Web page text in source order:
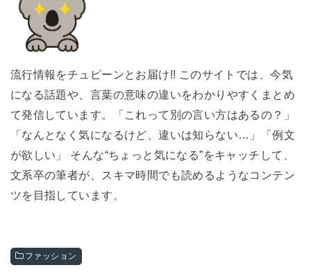
流行情報をチュピーンとお届け!! このサイトでは、今気
になる話題や、言葉の意味の違いをわかりやすくまとめ
て発信しています。「これって別の言い方はあるの？」
「なんとなく気になるけど、違いは知らない…」「例文
が欲しい」 そんな“ちょっと気になる”をキャッチして、
文系卒の筆者が、スキマ時間でも読めるようなコンテン
ツを目指しています。
ファッション